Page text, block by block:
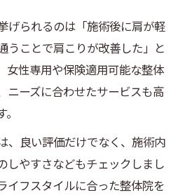
げられるのは「施術後に肩が軽
うことで肩こりが改善した」と
女性専用や保険適用可能な整体
ニーズに合わせたサービスも高
、良い評価だけでなく、施術内
しやすさなどもチェックしまし
イフスタイルに合った整体院を